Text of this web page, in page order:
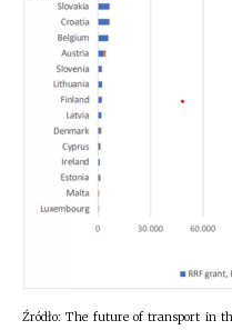
Źródło: The future of transport in